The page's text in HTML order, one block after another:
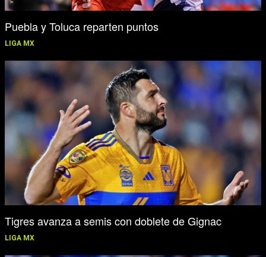
Puebla y Toluca reparten puntos
LIGA MX
Tigres avanza a semis con doblete de Gignac
LIGA MX